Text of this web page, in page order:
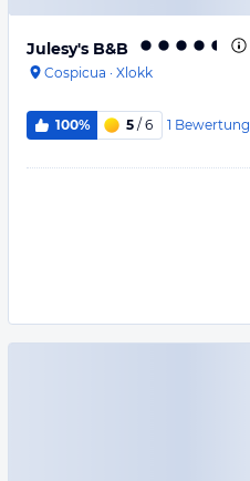
Julesy's B&B
Cospicua · Xlokk
100% 5 / 6 1 Bewertung